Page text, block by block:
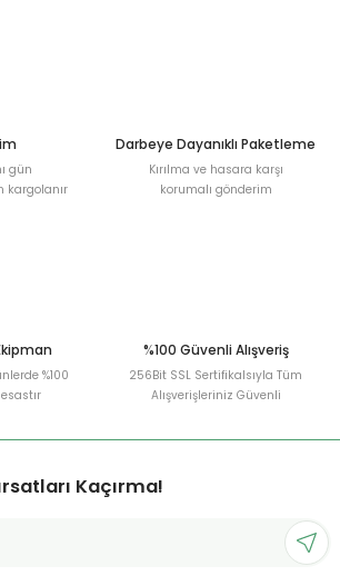
gün
kargolanır
Darbeye Dayanıklı Paketleme
Kırılma ve hasara karşı
korumalı gönderim
%100
%100 Güvenli Alışveriş
256Bit SSL Sertifikalsıyla Tüm
Alışverişleriniz Güvenli
Kaçırma!